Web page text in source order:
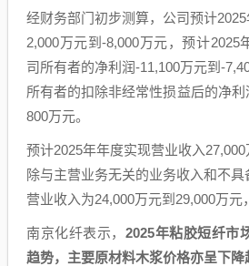
经财务部门初步测算，公司预计
2,000万元到-8,000万元，预计2025
司所有者的净利润-11,100万元到-
所有者的扣除非经常性损益后的净利
800万元。
预计2025年年度实现营业收入
除与主营业务无关的业务收入和不
营业收入为24,000万元到29,000万元
南京化纤表示， 2025年粘胶短纤市
趋势，主要原材料木浆价格亦呈下